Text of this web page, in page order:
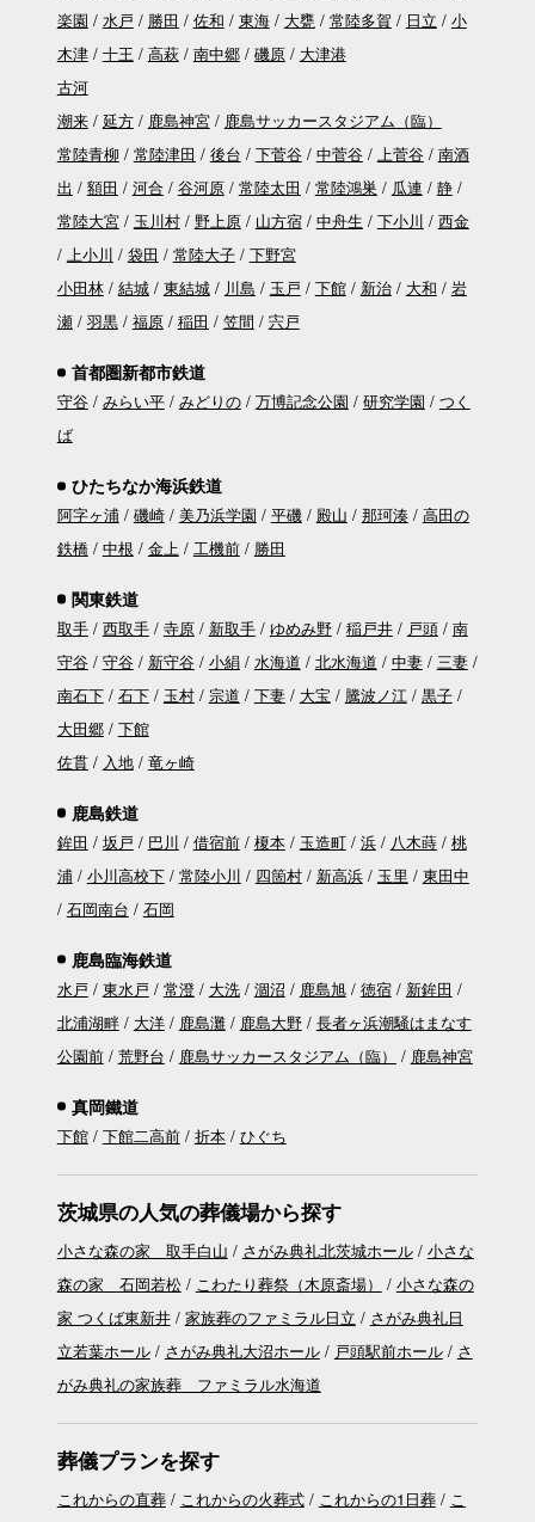
楽園
水戸 勝田 佐和 東海 大甕 常陸多賀 日立
小
木津
十王 高萩 南中郷 磯原
大津港
古河
潮来
延方 鹿島神宮
鹿島サッカースタジアム（臨）
常陸青柳
常陸津田 後台 下菅谷 中菅谷 上菅谷
南酒
出
額田 河合 谷河原 常陸太田 常陸鴻巣 瓜連
静
常陸大宮
玉川村 野上原 山方宿 中舟生 下小川
西金
上小川
袋田 常陸大子
下野宮
小田林
結城 東結城 川島 玉戸 下館 新治 大和
岩
瀬
羽黒 福原 稲田 笠間 宍戸
首都圏新都市鉄道
守谷 みらい平 みどりの 万博記念公園 研究学園
つく
ば
ひたちなか海浜鉄道
阿字ヶ浦 磯崎 美乃浜学園 平磯 殿山 那珂湊
高田の
鉄橋
中根 金上 工機前 勝田
関東鉄道
取手 西取手 寺原 新取手 ゆめみ野 稲戸井 戸頭
南
守谷
守谷 新守谷 小絹 水海道 北水海道 中妻
三妻
南石下
石下 玉村 宗道 下妻 大宝 騰波ノ江
黒子
大田郷
下館
佐貫
入地 竜ヶ崎
鹿島鉄道
鉾田 坂戸 巴川 借宿前 榎本 玉造町 浜 八木蒔
桃
浦
小川高校下 常陸小川 四箇村 新高浜 玉里
東田中
石岡南台
石岡
鹿島臨海鉄道
水戸 東水戸 常澄 大洗 涸沼 鹿島旭 徳宿
新鉾田
北浦湖畔
大洋 鹿島灘 鹿島大野
長者ヶ浜潮騒はまなす
公園前
荒野台 鹿島サッカースタジアム（臨） 鹿島神宮
真岡鐵道
下館 下館二高前 折本 ひぐち
茨城県の人気の葬儀場から探す
小さな森の家 取手白山 さがみ典礼北茨城ホール
小さな
森の家 石岡若松
こわたり葬祭（木原斎場）
小さな森の
家 つくば東新井
家族葬のファミラル日立
さがみ典礼日
立若葉ホール
さがみ典礼大沼ホール 戸頭駅前ホール
さ
がみ典礼の家族葬 ファミラル水海道
葬儀プランを探す
これからの直葬 これからの火葬式 これからの1日葬
こ